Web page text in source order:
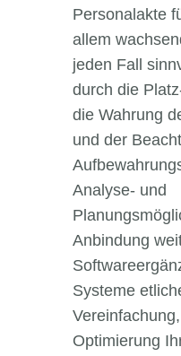
Personalakte
allem
jeden Fall
durch die
die Wahrung
und der
Analyse- und
Anbindung
Systeme
Optimierung